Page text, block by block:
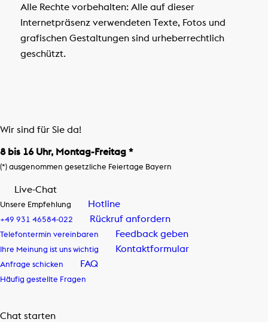
Alle Rechte vorbehalten: Alle auf dieser
Internetpräsenz verwendeten Texte, Fotos und
grafischen Gestaltungen sind urheberrechtlich
geschützt.
Wir sind für Sie da!
8 bis 16 Uhr, Montag-Freitag *
(*) ausgenommen gesetzliche Feiertage Bayern
Live-Chat
Unsere Empfehlung Hotline
+49 931 46584-022 Rückruf anfordern
Telefontermin vereinbaren Feedback geben
Ihre Meinung ist uns wichtig Kontaktformular
Anfrage schicken FAQ
Häufig gestellte Fragen
Chat starten